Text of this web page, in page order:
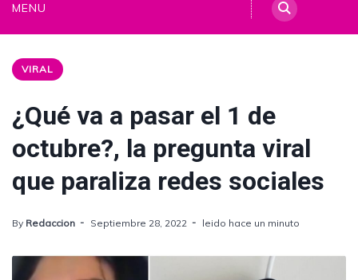
MENU
VIRAL
¿Qué va a pasar el 1 de
octubre?, la pregunta viral
que paraliza redes sociales
By Redaccion Septiembre 28, 2022 leido hace un minuto